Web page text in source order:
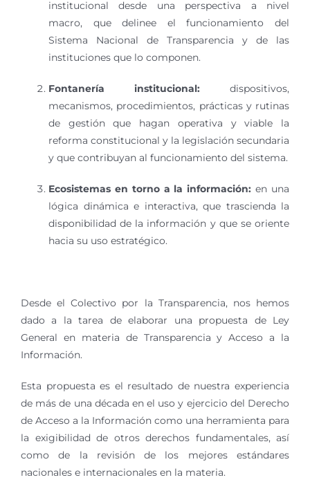
institucional desde una perspectiva a nivel
macro, que delinee el funcionamiento del
Sistema Nacional de Transparencia y de las
instituciones que lo componen.
Fontanería institucional: dispositivos,
mecanismos, procedimientos, prácticas y rutinas
de gestión que hagan operativa y viable la
reforma constitucional y la legislación secundaria
y que contribuyan al funcionamiento del sistema.
Ecosistemas en torno a la información: en una
lógica dinámica e interactiva, que trascienda la
disponibilidad de la información y que se oriente
hacia su uso estratégico.
Desde el Colectivo por la Transparencia, nos hemos
dado a la tarea de elaborar una propuesta de Ley
General en materia de Transparencia y Acceso a la
Información.
Esta propuesta es el resultado de nuestra experiencia
de más de una década en el uso y ejercicio del Derecho
de Acceso a la Información como una herramienta para
la exigibilidad de otros derechos fundamentales, así
como de la revisión de los mejores estándares
nacionales e internacionales en la materia.